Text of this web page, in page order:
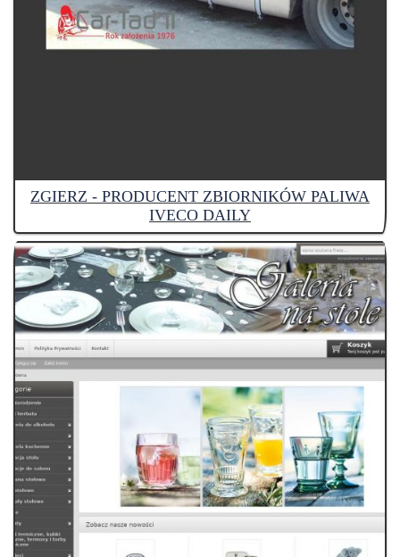
ZGIERZ - PRODUCENT ZBIORNIKÓW PALIWA
IVECO DAILY